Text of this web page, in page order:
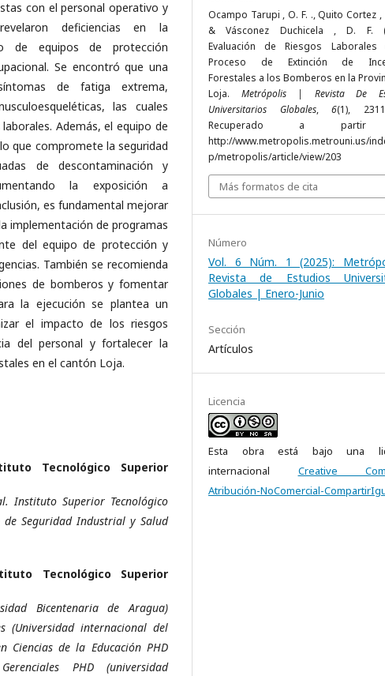
con el personal operativo y
deficiencias en la
de equipos de protección
Se encontró que una
de fatiga extrema,
las cuales
Además, el equipo de
que compromete la seguridad
de descontaminación y
la exposición a
es fundamental mejorar
implementación de programas
del equipo de protección y
También se recomienda
de bomberos y fomentar
la ejecución se plantea un
el impacto de los riesgos
del personal y fortalecer la
en el cantón Loja.
Tecnológico Superior
Instituto Superior Tecnológico
de Seguridad Industrial y Salud
Tecnológico Superior
Bicentenaria de Aragua)
(Universidad internacional del
Ciencias de la Educación PHD
PHD (universidad
Ocampo Tarupi , O. F. ., Quito Cortez ,
& Vásconez Duchicela , D. F.
Evaluación de Riesgos
Proceso de Extinción de
Forestales a los Bomberos en la
Loja. Metrópolis | Revista De
Universitarios Globales,6(1),
Recuperado a
http://www.metropolis.metrouni.us/
p/metropolis/article/view/203
Más formatos de cita
Número
Vol. 6 Núm. 1 (2025):
Revista de Estudios
Globales | Enero-Junio
Sección
Artículos
Licencia
Esta obra está bajo una
internacional Creative
Atribución-NoComercial-